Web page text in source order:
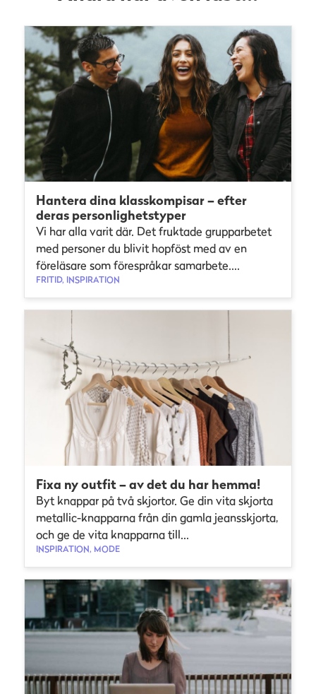
Hantera dina klasskompisar – efter
deras personlighetstyper
Vi har alla varit där. Det fruktade grupparbetet
med personer du blivit hopföst med av en
föreläsare som förespråkar samarbete....
FRITID, INSPIRATION
Fixa ny outfit – av det du har hemma!
Byt knappar på två skjortor. Ge din vita skjorta
metallic-knapparna från din gamla jeansskjorta,
och ge de vita knapparna till...
INSPIRATION, MODE